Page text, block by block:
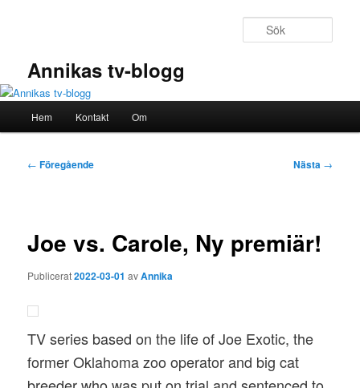
Annikas tv-blogg
Hem Kontakt Om
Inläggsnavigering
← Föregående Nästa →
Joe vs. Carole, Ny premiär!
Publicerat2022-03-01 avAnnika
TV series based on the life of Joe Exotic, the
former Oklahoma zoo operator and big cat